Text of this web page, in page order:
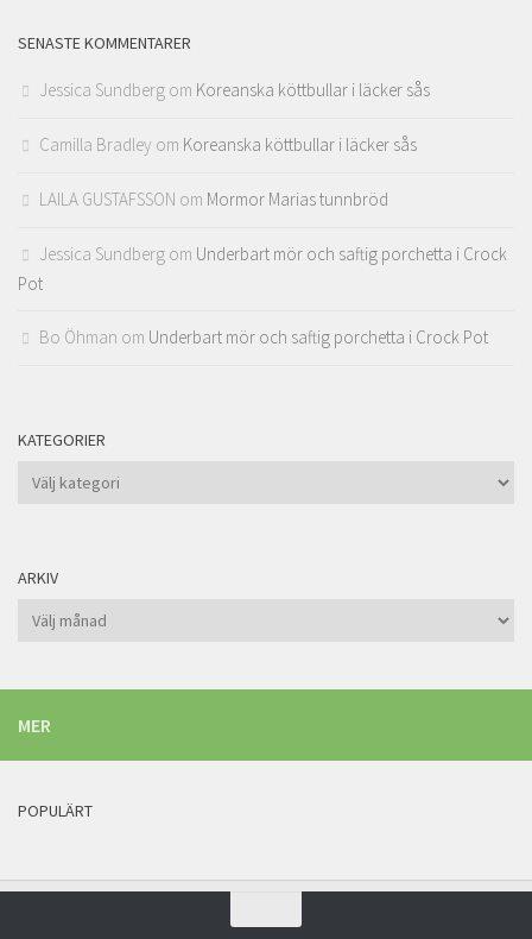
SENASTE KOMMENTARER
Jessica Sundberg om Koreanska köttbullar i läcker sås
Camilla Bradley om Koreanska köttbullar i läcker sås
LAILA GUSTAFSSON om Mormor Marias tunnbröd
Jessica Sundberg om Underbart mör och saftig porchetta i Crock
Pot
Bo Öhman om Underbart mör och saftig porchetta i Crock Pot
KATEGORIER
Kategorier
ARKIV
Arkiv
MER
POPULÄRT